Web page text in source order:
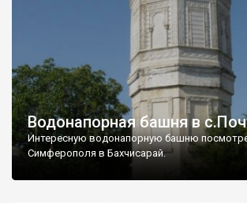
Водонапорная башня в
Интересную водонапорную башню
Симферополя в Бахчисарай.